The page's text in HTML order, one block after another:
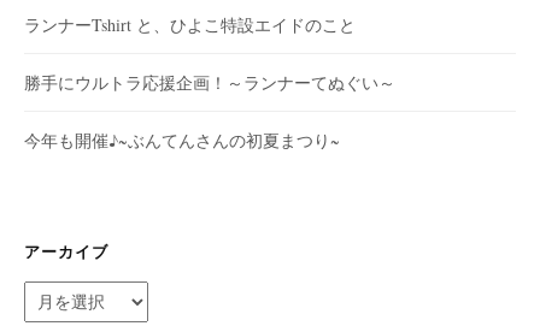
ランナーTshirt と、ひよこ特設エイドのこと
勝手にウルトラ応援企画！～ランナーてぬぐい～
今年も開催♪~ぶんてんさんの初夏まつり~
アーカイブ
ー